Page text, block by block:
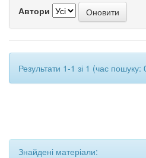
Автори
Результати 1-1 зі 1 (час
Знайдені матеріали: